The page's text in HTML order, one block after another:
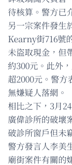
待核算。警方已
另一宗案件發生
Kearny街716號
未盜取現金，但
約300元。此外
超2000元。警方
無嫌疑人落網。
相比之下，3月
廣偉診所的破壞
破診所窗戶但未
警方發言人李美
廟街案件有關的